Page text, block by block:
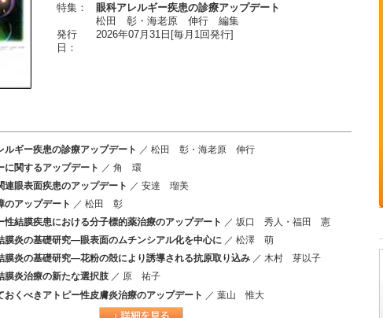
特集：
眼科アレルギー疾患の診療アップデート
松田 彰・海老原 伸行 編集
発行
日：
2026年07月31日[毎月1回発行]
ルギー疾患の診療アップデート ／ 松田 彰・海老原 伸行
に関するアップデート ／ 角 環
連眼表面疾患のアップデート ／ 安達 瑠美
のアップデート ／ 松田 彰
性結膜疾患における分子標的薬治療のアップデート ／ 坂口 秀人・福田 憲
膜炎の基礎研究―眼表面のムチンシアル化を中心に ／ 松澤 萌
膜炎の基礎研究―花粉の殻により誘導される抗原取り込み ／ 木村 芽以子
膜炎治療の新たな選択肢 ／ 原 祐子
おくべきアトピー性皮膚炎治療のアップデート ／ 葉山 惟大